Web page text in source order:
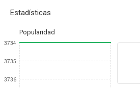
Estadísticas
Popularidad
3734
3735
3736